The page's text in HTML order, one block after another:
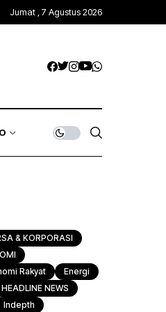
Jumat , 7 Agustus 2026
& KORPORASI
Rakyat
Energi
HEADLINE NEWS
Indepth